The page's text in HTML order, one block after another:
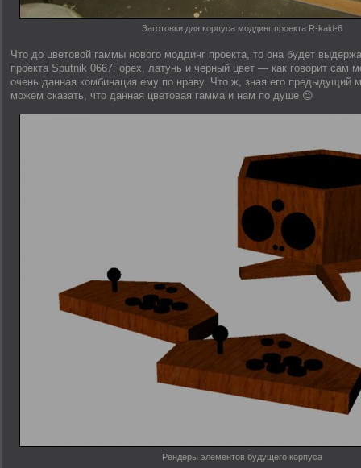
Заготовки для корпуса моддинг проекта R-kaid-6
Что до цветовой гаммы нового моддинг проекта, то она будет
проекта Sputnik 0667: орех, латунь и черный цвет — как говорит сам
очень данная комбинация ему по нраву. Что ж, зная его предыдущий
можем сказать, что данная цветовая гамма и нам по душе 😉
Рендеры элементов будущего корпуса